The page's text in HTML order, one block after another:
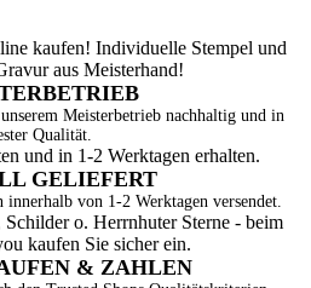
Meisterbetrieb nachhaltig und in
Qualität.
GELIEFERT
von 1-2 Werktagen versendet.
& ZAHLEN